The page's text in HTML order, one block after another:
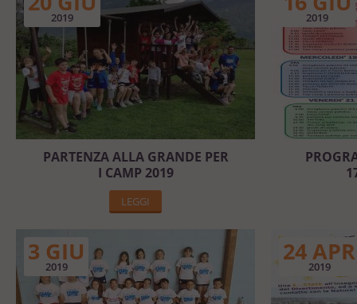
2019
PARTENZA ALLA GRANDE PER
I CAMP 2019
LEGGI
2019
3 GIU
2019
24 APR
2019